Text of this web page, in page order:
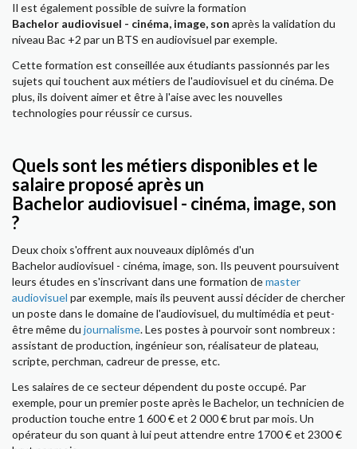
Il est également possible de suivre la formation
Bachelor audiovisuel - cinéma, image, son après la validation du
niveau Bac +2 par un BTS en audiovisuel par exemple.
Cette formation est conseillée aux étudiants passionnés par les
sujets qui touchent aux métiers de l'audiovisuel et du cinéma. De
plus, ils doivent aimer et être à l'aise avec les nouvelles
technologies pour réussir ce cursus.
Quels sont les métiers disponibles et le
salaire proposé après un
Bachelor audiovisuel - cinéma, image, son
?
Deux choix s'offrent aux nouveaux diplômés d'un
Bachelor audiovisuel - cinéma, image, son. Ils peuvent poursuivent
leurs études en s'inscrivant dans une formation demaster
audiovisuel par exemple, mais ils peuvent aussi décider de chercher
un poste dans le domaine de l'audiovisuel, du multimédia et peut-
être même du journalisme. Les postes à pourvoir sont nombreux :
assistant de production, ingénieur son, réalisateur de plateau,
scripte, perchman, cadreur de presse, etc.
Les salaires de ce secteur dépendent du poste occupé. Par
exemple, pour un premier poste après le Bachelor, un technicien de
production touche entre 1 600 € et 2 000 € brut par mois. Un
opérateur du son quant à lui peut attendre entre 1700 € et 2300 €